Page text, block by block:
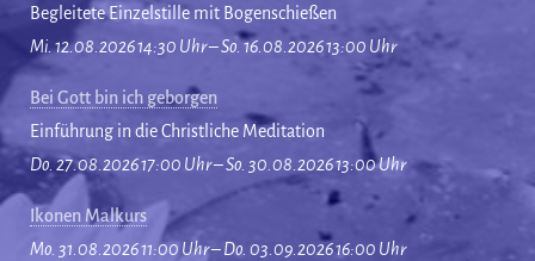
Begleitete Einzelstille mit Bogenschießen
Mi. 12.08.2026 14:30 Uhr – So. 16.08.2026 13:00 Uhr
Bei Gott bin ich geborgen
Einführung in die Christliche Meditation
Do. 27.08.2026 17:00 Uhr – So. 30.08.2026 13:00 Uhr
Ikonen Malkurs
Mo. 31.08.2026 11:00 Uhr – Do. 03.09.2026 16:00 Uhr